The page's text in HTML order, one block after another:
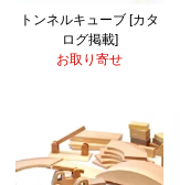
トンネルキューブ [カタ
ログ掲載]
お取り寄せ